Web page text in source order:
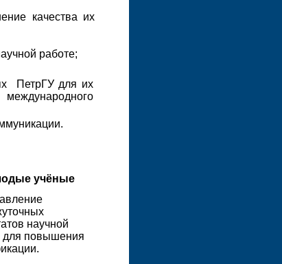
качества их
работе;
ПетрГУ для их
учёные
научной
для повышения